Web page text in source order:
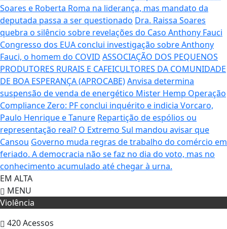
Soares e Roberta Roma na liderança, mas mandato da
deputada passa a ser questionado Dra. Raissa Soares
quebra o silêncio sobre revelações do Caso Anthony Fauci
Congresso dos EUA conclui investigação sobre Anthony
Fauci, o homem do COVID ASSOCIAÇÃO DOS PEQUENOS
PRODUTORES RURAIS E CAFEICULTORES DA COMUNIDADE
DE BOA ESPERANÇA (APROCABE)Anvisa determina
suspensão de venda de energético Mister Hemp Operação
Compliance Zero: PF conclui inquérito e indicia Vorcaro,
Paulo Henrique e Tanure Repartição de espólios ou
representação real? O Extremo Sul mandou avisar que
Cansou Governo muda regras de trabalho do comércio em
feriado. A democracia não se faz no dia do voto, mas no
conhecimento acumulado até chegar à urna.
EM ALTA
MENU
Violência
420Acessos